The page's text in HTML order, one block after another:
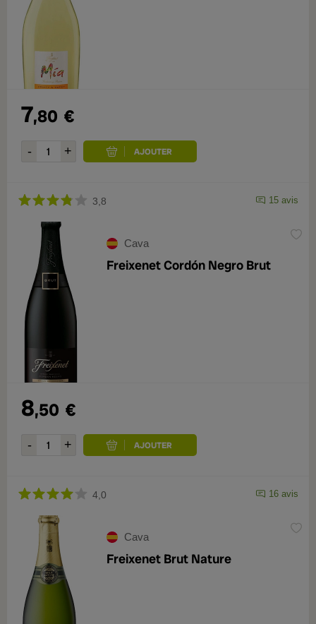
7,80 €
3,8 15 avis
Cava
Freixenet Cordón Negro Brut
8,50 €
4,0 16 avis
Cava
Freixenet Brut Nature